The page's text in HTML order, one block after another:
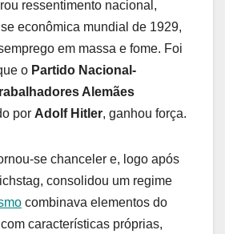
ressentimento nacional,
econômica mundial de 1929,
em massa e fome. Foi
o Partido Nacional-
Alemães
por Adolf Hitler, ganhou força.
se chanceler e, logo após
consolidou um regime
combinava elementos do
características próprias,